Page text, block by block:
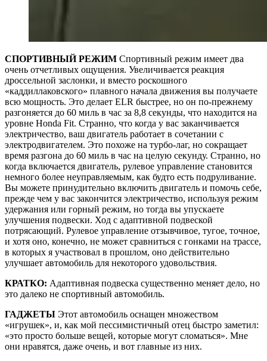
СПОРТИВНЫЙ РЕЖИМ Спортивный режим имеет два
очень отчетливых ощущения. Увеличивается реакция
дроссельной заслонки, и вместо роскошного
«каддиллаковского» плавного начала движения вы получаете
всю мощность. Это делает ELR быстрее, но он по-прежнему
разгоняется до 60 миль в час за 8,8 секунды, что находится на
уровне Honda Fit. Странно, что когда у вас заканчивается
электричество, ваш двигатель работает в сочетании с
электродвигателем. Это похоже на турбо-лаг, но сокращает
время разгона до 60 миль в час на целую секунду. Странно, но
когда включается двигатель, рулевое управление становится
немного более неуправляемым, как будто есть подруливание.
Вы можете принудительно включить двигатель и помочь себе,
прежде чем у вас закончится электричество, используя режим
удержания или горный режим, но тогда вы упускаете
улучшения подвески. Ход с адаптивной подвеской
потрясающий. Рулевое управление отзывчивое, тугое, точное,
и хотя оно, конечно, не может сравниться с гонками на трассе,
в которых я участвовал в прошлом, оно действительно
улучшает автомобиль для некоторого удовольствия.
КРАТКО: Адаптивная подвеска существенно меняет дело, но
это далеко не спортивный автомобиль.
ГАДЖЕТЫ Этот автомобиль оснащен множеством
«игрушек», и, как мой пессимистичный отец быстро заметил:
«это просто больше вещей, которые могут сломаться». Мне
они нравятся, даже очень, и вот главные из них.